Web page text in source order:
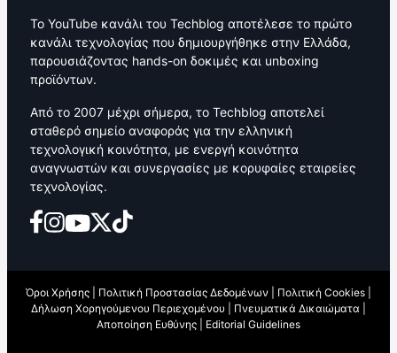
Το YouTube κανάλι του Techblog αποτέλεσε το πρώτο
κανάλι τεχνολογίας που δημιουργήθηκε στην Ελλάδα,
παρουσιάζοντας hands-on δοκιμές και unboxing
προϊόντων.
Από το 2007 μέχρι σήμερα, το Techblog αποτελεί
σταθερό σημείο αναφοράς για την ελληνική
τεχνολογική κοινότητα, με ενεργή κοινότητα
αναγνωστών και συνεργασίες με κορυφαίες εταιρείες
τεχνολογίας.
Όροι Χρήσης Πολιτική Προστασίας Δεδομένων Πολιτική Cookies
Δήλωση Χορηγούμενου Περιεχομένου
Πνευματικά Δικαιώματα
Αποποίηση Ευθύνης
Editorial Guidelines